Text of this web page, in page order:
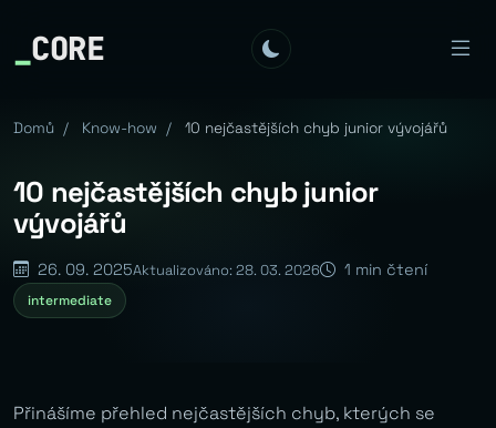
_CORE
Domů / Know-how / 10 nejčastějších chyb junior vývojářů
10 nejčastějších chyb junior
vývojářů
26. 09. 2025Aktualizováno: 28. 03. 2026 1 min čtení
intermediate
Přinášíme přehled nejčastějších chyb, kterých se